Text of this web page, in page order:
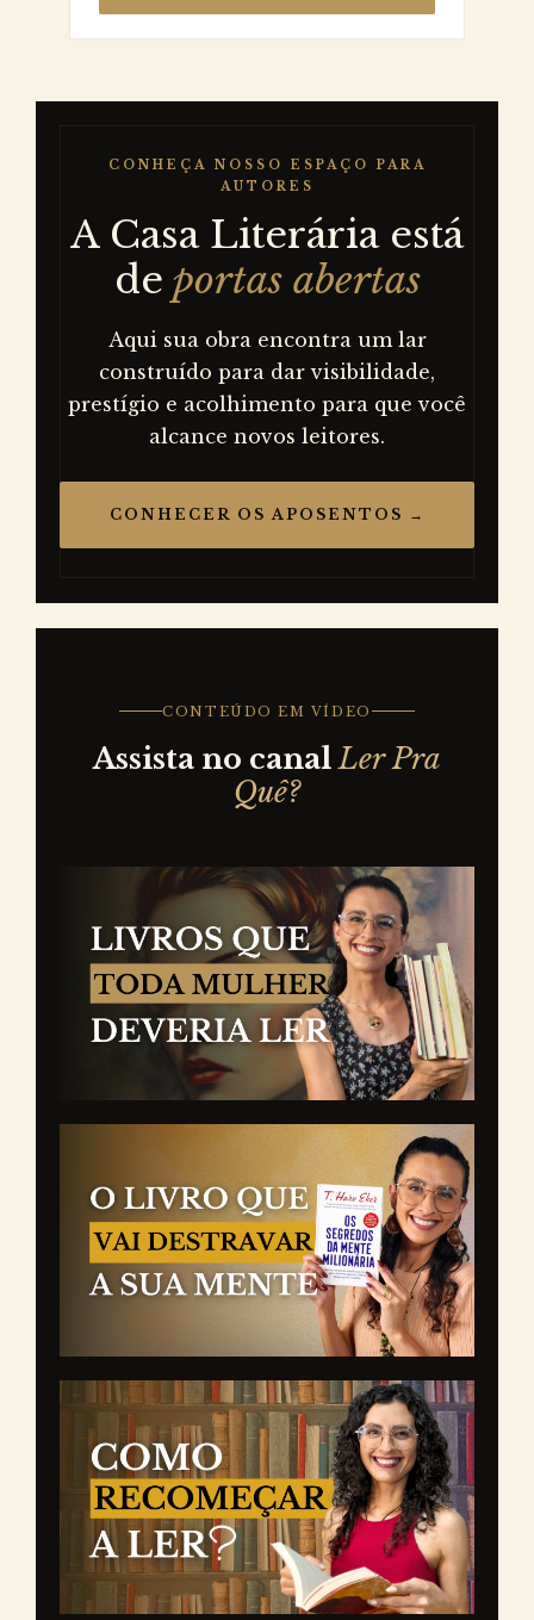
CONHEÇA NOSSO ESPAÇO PARA
AUTORES
A Casa Literária está
de portas abertas
Aqui sua obra encontra um lar
construído para dar visibilidade,
prestígio e acolhimento para que você
alcance novos leitores.
CONHECER OS APOSENTOS →
CONTEÚDO EM VÍDEO
Assista no canalLer Pra
Quê?